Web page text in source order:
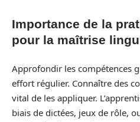
Importance de la
pour la maîtrise
Approfondir les compétences
effort régulier. Connaître des
vital de les appliquer.
biais de dictées, jeux de rôle,